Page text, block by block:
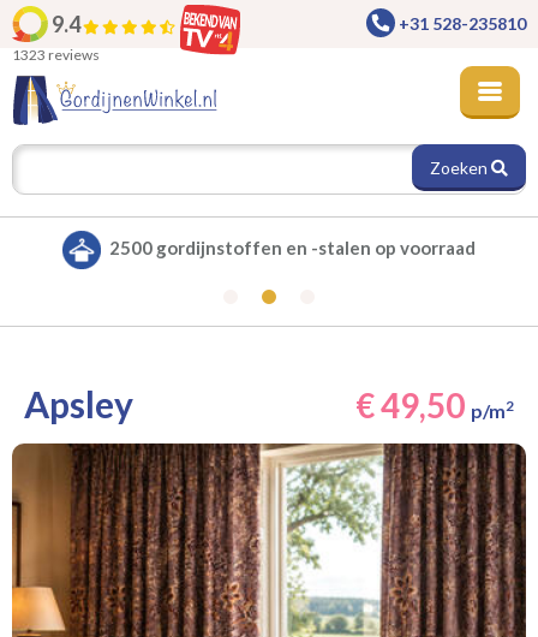
9.4
1323 reviews
+31 528-235810
Zoeken
Alle gordijnen verduisterend leverbaar
Apsley € 49,50 p/m2